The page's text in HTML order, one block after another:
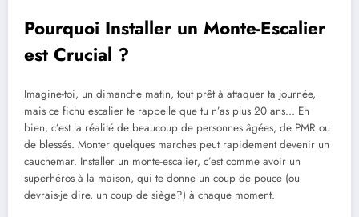
Pourquoi Installer un Monte-Escalier
est Crucial ?
Imagine-toi, un dimanche matin, tout prêt à attaquer ta journée,
mais ce fichu escalier te rappelle que tu n’as plus 20 ans… Eh
bien, c’est la réalité de beaucoup de personnes âgées, de PMR ou
de blessés. Monter quelques marches peut rapidement devenir un
cauchemar. Installer un monte-escalier, c’est comme avoir un
superhéros à la maison, qui te donne un coup de pouce (ou
devrais-je dire, un coup de siège?) à chaque moment.